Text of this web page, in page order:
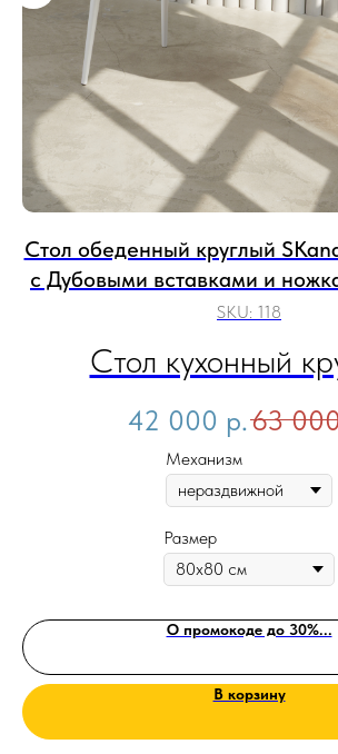
Стол обеденный круглый
с Дубовыми вставками и
белом цвете
SKU: 118
Стол кухонный
SKandyColor
выполнена с
покрытием белого
вставками из
шпона дуба. Ножки
Массива Дуба в
42 000 р.63
Механизм
Размер
О промокоде до 30%...
В корзину